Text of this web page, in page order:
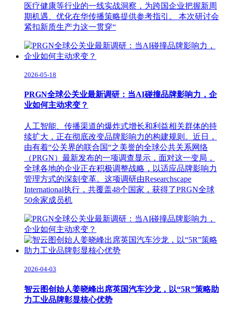
医疗健康等行业的一线实战洞察，为跨国企业把握新周
期机遇、优化在华传播策略提供参考指引。 本次研讨会
紧扣新质生产力这一贯穿“
2026-05-18
PRGN全球公关业最新调研：当AI碰撞品牌影响力，企
业如何主动求变？
人工智能、传播渠道的爆炸式增长和利益相关群体的持
续扩大，正在彻底改变品牌影响力的构建规则。近日，
由有着“公关界的联合国“之美誉的全球公共关系网络
（PRGN）最新发布的一项调查显示，面对这一变局，
全球各地的企业正在积极调整战略，以适应品牌影响力
管理方式的深刻变革。这项调研由Researchscape
International执行，共覆盖48个国家，获得了PRGN全球
50余家成员机
2026-04-03
智云图创始人姜晓峰出席英国汽车沙龙，以“5R”策略助
力工业品牌彰显核心优势